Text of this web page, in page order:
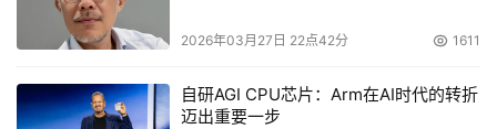
2026年03月27日 22点42分 1611
自研AGI CPU芯片：Arm在AI时代的转折
迈出重要一步